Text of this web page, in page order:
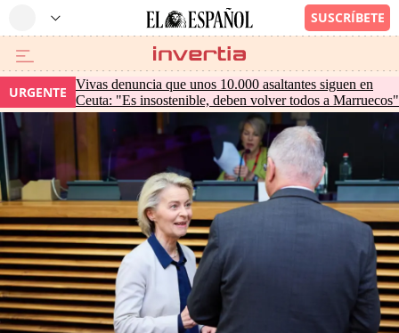
URGENTE
Vivas denuncia que unos 10.000 asaltantes siguen en
Ceuta: "Es insostenible, deben volver todos a Marruecos"